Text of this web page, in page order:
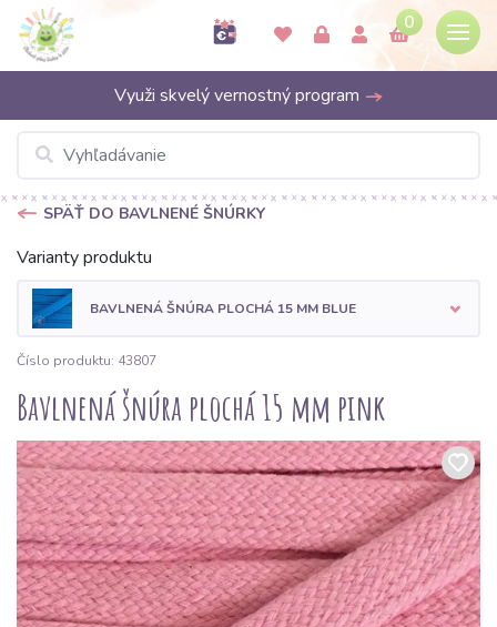
0
Využi skvelý vernostný program
SPÄŤ DO BAVLNENÉ ŠNÚRKY
Varianty produktu
BAVLNENÁ ŠNÚRA PLOCHÁ 15 MM BLUE
Číslo produktu: 43807
Bavlnená šnúra plochá 15 mm pink